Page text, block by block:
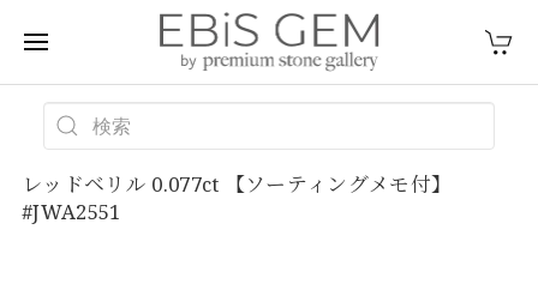
レッドベリル 0.077ct 【ソーティングメモ付】
#JWA2551